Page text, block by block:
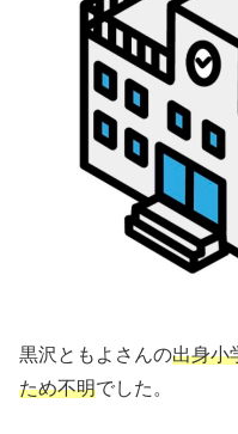
黒沢ともよさんの出身小
ため不明でした。